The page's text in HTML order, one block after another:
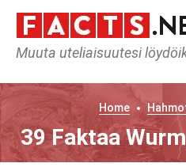
Muuta uteliaisuutesi
Home
39 Faktaa